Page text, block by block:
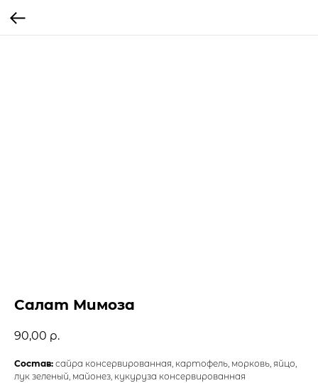
Салат Мимоза
90,00 р.
Состав: сайра консервированная, картофель, морковь, яйцо,
лук зеленый, майонез, кукуруза консервированная